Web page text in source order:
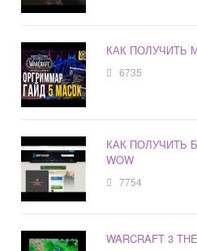
КАК ПОЛУЧИТЬ
6735
КАК ПОЛУЧИТЬ
WOW
7754
WARCRAFT 3